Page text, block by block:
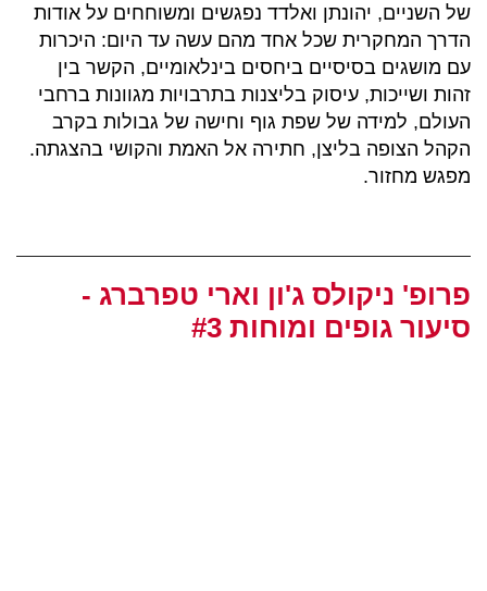
של השניים, יהונתן ואלדד נפגשים ומשוחחים על אודות
הדרך המחקרית שכל אחד מהם עשה עד היום: היכרות
עם מושגים בסיסיים ביחסים בינלאומיים, הקשר בין
זהות ושייכות, עיסוק בליצנות בתרבויות מגוונות ברחבי
העולם, למידה של שפת גוף וחישה של גבולות בקרב
הקהל הצופה בליצן, חתירה אל האמת והקושי בהצגתה.
מפגש מחזור.
פרופ' ניקולס ג'ון וארי טפרברג -
סיעור גופים ומוחות #3